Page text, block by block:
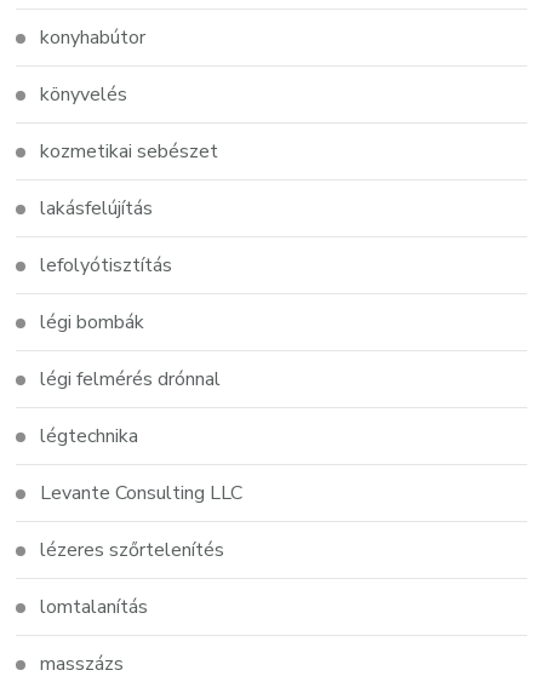
konyhabútor
könyvelés
kozmetikai sebészet
lakásfelújítás
lefolyótisztítás
légi bombák
légi felmérés drónnal
légtechnika
Levante Consulting LLC
lézeres szőrtelenítés
lomtalanítás
masszázs